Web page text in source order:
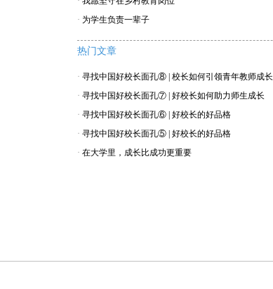
· 为学生负责一辈子
热门文章
· 寻找中国好校长面孔⑧ | 校长如何引领青年教师成长
· 寻找中国好校长面孔⑦ | 好校长如何助力师生成长
· 寻找中国好校长面孔⑥ | 好校长的好品格
· 寻找中国好校长面孔⑤ | 好校长的好品格
· 在大学里，成长比成功更重要